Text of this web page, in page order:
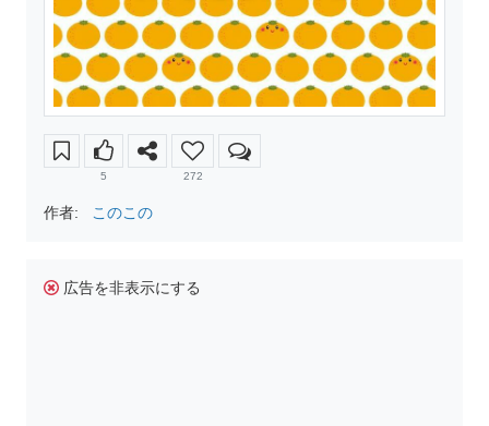
5 272
作者: このこの
広告を非表示にする